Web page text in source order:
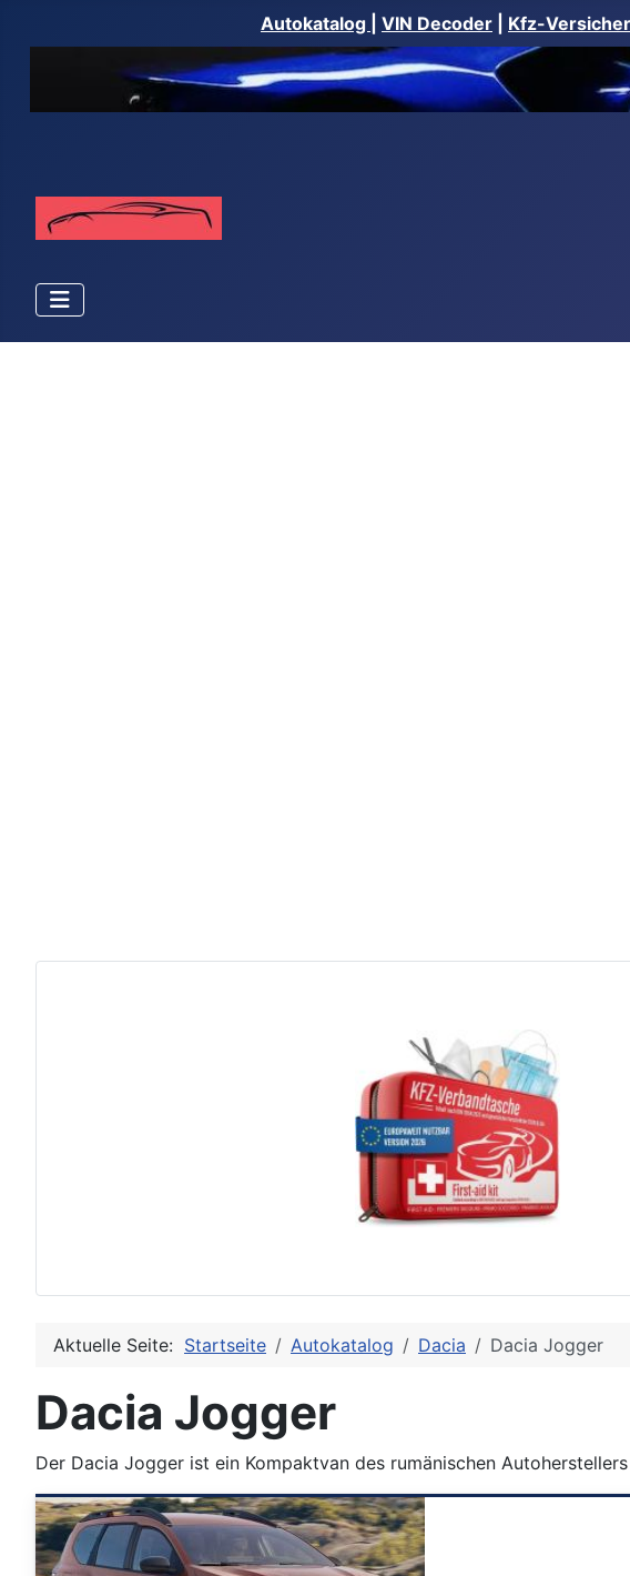
Autokatalog VIN Decoder Kfz-
Aktuelle Seite: Startseite Autokatalog Dacia Dacia Jogger
Dacia Jogger
Der Dacia Jogger ist ein Kompaktvan des rumänischen